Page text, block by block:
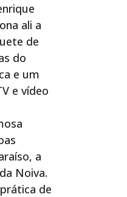
ali a
de
do
e um
e vídeo
a
Noiva.
de